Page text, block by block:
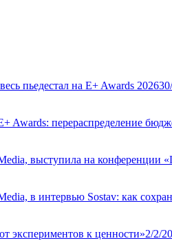
пьедестал на E+ Awards 2026
Awards: перераспределение
выступила на конференции
в интервью Sostav: как
экспериментов к ценности»2/2/